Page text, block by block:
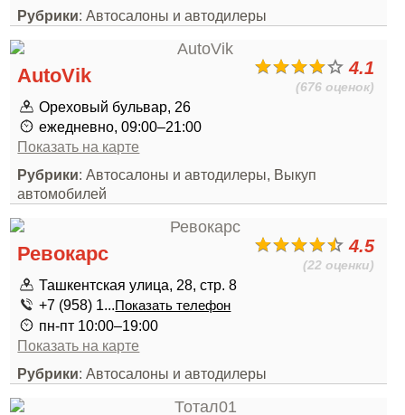
Рубрики: Автосалоны и автодилеры
4.1
(676 оценок)
AutoVik
Ореховый бульвар, 26
ежедневно, 09:00–21:00
Показать на карте
Рубрики: Автосалоны и автодилеры, Выкуп
автомобилей
4.5
(22 оценки)
Ревокарс
Ташкентская улица, 28, стр. 8
+7 (958) 1...Показать телефон
пн-пт 10:00–19:00
Показать на карте
Рубрики: Автосалоны и автодилеры